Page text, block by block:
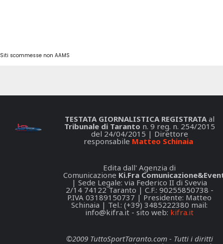
Siti scommesse non AAMS
TESTATA GIORNALISTICA REGISTRATAal
Tribunale di Taranto n. 9 reg. n. 254/2015
del 24/04/2015 | Direttore
responsabile Matteo Schinaia
Edita dall' Agenzia di
Comunicazione Ki.Fra
| Sede Legale: via Federico II di Svevia
2/14 74122 Taranto | C.F.: 90255850738 -
P.IVA 03189150737 | Presidente: Matteo
Schinaia | Tel.: (+39) 3485222380 mail:
info@kifra.it - sito web: kifra.it
©2009 TuttoSportTaranto.com - Tutti i diritti